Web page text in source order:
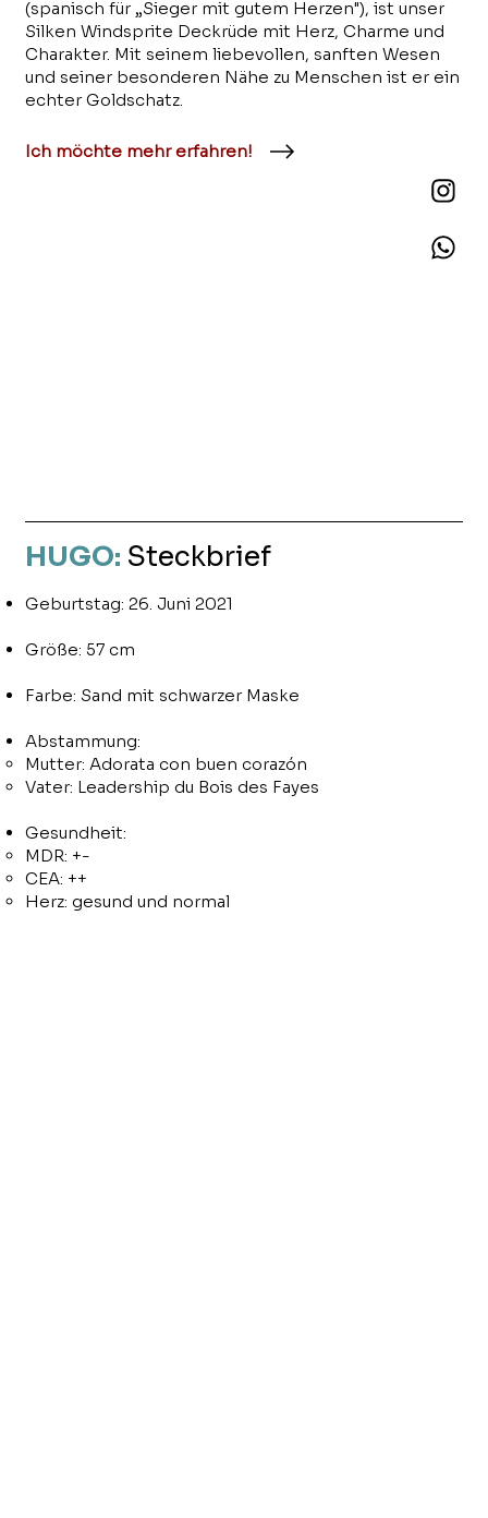
HUGO: Steckbrief
Geburtstag: 26. Juni 2021
Größe: 57 cm
Farbe: Sand mit schwarzer Maske
Abstammung:
Mutter: Adorata con buen corazón
Vater: Leadership du Bois des Fayes
Gesundheit:
MDR: +-
CEA: ++
Herz: gesund und normal
(spanisch für „Sieger mit gutem Herzen"), ist unser
Silken Windsprite Deckrüde mit Herz, Charme und
Charakter. Mit seinem liebevollen, sanften Wesen
und seiner besonderen Nähe zu Menschen ist er ein
echter Goldschatz.
Ich möchte mehr erfahren!